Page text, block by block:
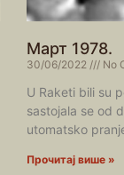
Март 1978.
30/06/2022 No
U Raketi bili su
sastojala se od
utomatsko
Прочитај више »